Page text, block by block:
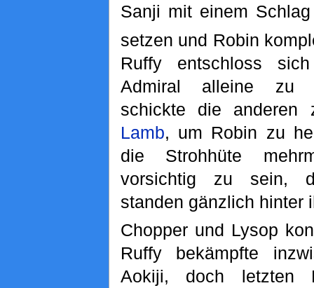
Sanji mit einem
setzen und Robin
Ruffy entschloss
Admiral alleine zu
schickte die
Lamb, um Robin zu
die Strohhüte
vorsichtig zu sein,
standen gänzlich hinter
Chopper und Lysop
Ruffy bekämpfte
Aokiji, doch letzten